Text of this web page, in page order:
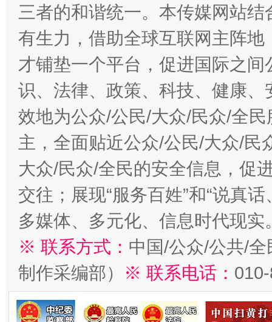
三者的和谐统一。本传媒网站
有生力，借助全球互联网主阵
才铺垫一个平台，促进国际之
识、法律、政策、科技、健康
效地为公众/公民/大众/民众/全
主，全面贴近公众/公民/大众/民
大众/民众/全民的安全信息，促
交往；展现“服务百姓”和“说真
多媒体、多元化、信息时代现实
※ 联系方式： 中国/公众/公共/
制作采编部）
※ 联系电话：